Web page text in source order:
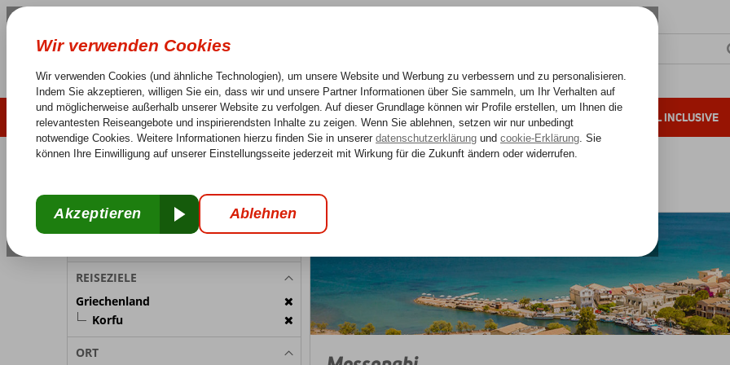
LAST MINUTE SOMMER 2026 SONNENZIELE FERNREISEN ALL INCLUSIVE
Keine versteckten Kosten Sorglos Reisen 25 Jahre Erfahrung
REISETEILNEHMER
Zimmer 1: 2 Personen
REISEZIELE
Griechenland
Korfu
ORT
Griechenland